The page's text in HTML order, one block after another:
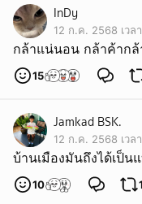
InDy
12 ก.ค. 2568 เวล
กล้าแน่นอน กล้าค้าก
15
Jamkad BSK.
12 ก.ค. 2568 เวล
บ้านเมืองมันถึงได้เป็น
10 1